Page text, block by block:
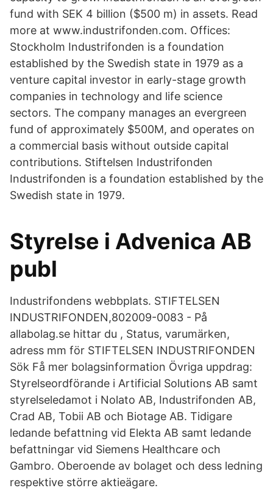
fund with SEK 4 billion ($500 m) in assets. Read
more at www.industrifonden.com. Offices:
Stockholm Industrifonden is a foundation
established by the Swedish state in 1979 as a
venture capital investor in early-stage growth
companies in technology and life science
sectors. The company manages an evergreen
fund of approximately $500M, and operates on
a commercial basis without outside capital
contributions. Stiftelsen Industrifonden
Industrifonden is a foundation established by the
Swedish state in 1979.
Styrelse i Advenica AB
publ
Industrifondens webbplats. STIFTELSEN
INDUSTRIFONDEN,802009-0083 - På
allabolag.se hittar du , Status, varumärken,
adress mm för STIFTELSEN INDUSTRIFONDEN
Sök Få mer bolagsinformation Övriga uppdrag:
Styrelseordförande i Artificial Solutions AB samt
styrelseledamot i Nolato AB, Industrifonden AB,
Crad AB, Tobii AB och Biotage AB. Tidigare
ledande befattning vid Elekta AB samt ledande
befattningar vid Siemens Healthcare och
Gambro. Oberoende av bolaget och dess ledning
respektive större aktieägare.